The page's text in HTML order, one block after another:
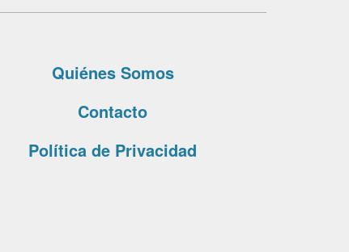
Quiénes Somos
Contacto
Política de Privacidad